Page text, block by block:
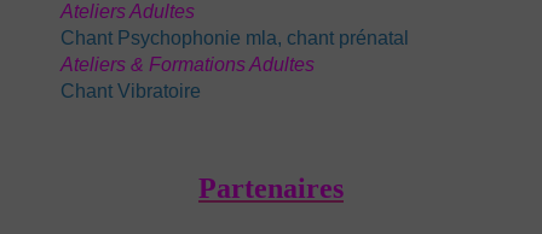
Ateliers Adultes
Chant Psychophonie mla, chant prénatal
Ateliers & Formations Adultes
Chant Vibratoire
Partenaires